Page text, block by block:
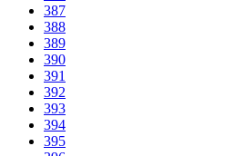
387
388
389
390
391
392
393
394
395